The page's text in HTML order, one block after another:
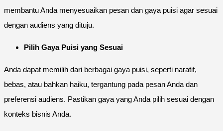
membantu Anda menyesuaikan pesan dan gaya puisi agar sesuai
dengan audiens yang dituju.
Pilih Gaya Puisi yang Sesuai
Anda dapat memilih dari berbagai gaya puisi, seperti naratif,
bebas, atau bahkan haiku, tergantung pada pesan Anda dan
preferensi audiens. Pastikan gaya yang Anda pilih sesuai dengan
konteks bisnis Anda.